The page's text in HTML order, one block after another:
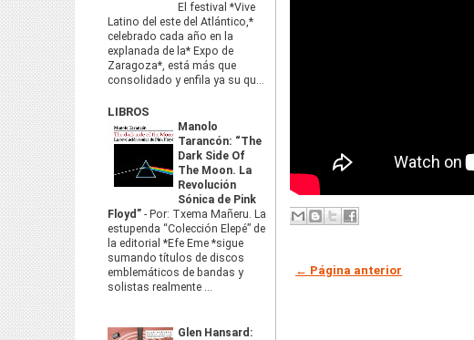
El festival *Vive
Latino del este del Atlántico,*
celebrado cada año en la
explanada de la* Expo de
Zaragoza*, está más que
consolidado y enfila ya su qu...
LIBROS
Manolo
Tarancón: “The
Dark Side Of
The Moon. La
Revolución
Sónica de Pink
Floyd” - Por: Txema Mañeru. La
estupenda “Colección Elepé” de
la editorial *Efe Eme *sigue
sumando títulos de discos
emblemáticos de bandas y
solistas realmente ...
Glen Hansard:
← Página anterior